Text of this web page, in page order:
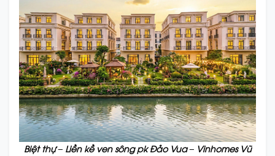
Biệt thự – Liền kề ven sông pk Đảo Vua – Vinhomes Vũ